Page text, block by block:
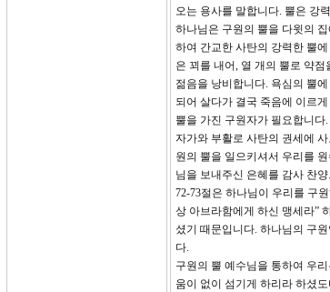
오는 용사를 말합니다. 뿔은 강
하나님은 구원의 뿔을 다윗의
하여 간교한 사탄의 강력한 뿔
은 꾀를 내어, 열 개의 뿔로 약
젊음을 낭비합니다. 욕심의 뿔
되어 살다가 결국 죽음에 이르
뿔을 가진 구원자가 필요합니
자가와 부활로 사탄의 권세에
원의 뿔을 일으키셔서 우리를
님을 보내주신 은혜를 감사 찬
72-73절은 하나님이 우리를 구
상 아브라함에게 하신 맹세라”
셨기 때문입니다. 하나님의 구
다.
구원의 뿔 예수님을 통하여 우
움이 없이 섬기게 하리라 하셨